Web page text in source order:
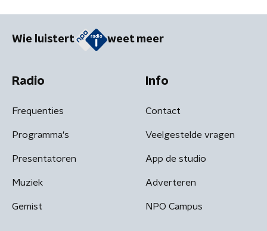
Wie luistert weet meer
Radio
Frequenties
Programma's
Presentatoren
Muziek
Gemist
Info
Contact
Veelgestelde vragen
App de studio
Adverteren
NPO Campus